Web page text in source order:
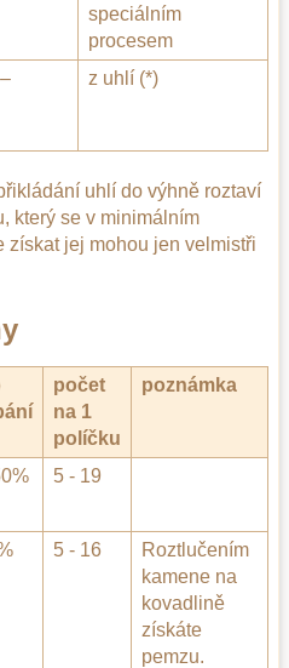
speciálním
procesem
– z uhlí (*)
uhlí do výhně roztaví
který se v minimálním
získat jej mohou jen velmistři
počet
na 1
políčku
poznámka
5 - 19
5 - 16
Roztlučením
kamene na
kovadlině
získáte
pemzu.